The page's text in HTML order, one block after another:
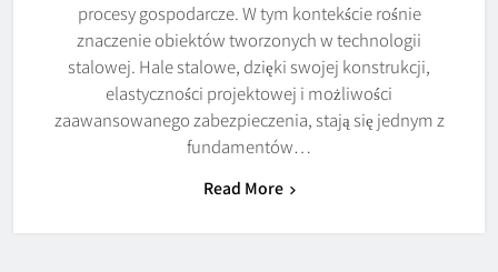
procesy gospodarcze. W tym kontekście rośnie
znaczenie obiektów tworzonych w technologii
stalowej. Hale stalowe, dzięki swojej konstrukcji,
elastyczności projektowej i możliwości
zaawansowanego zabezpieczenia, stają się jednym z
fundamentów…
Read More